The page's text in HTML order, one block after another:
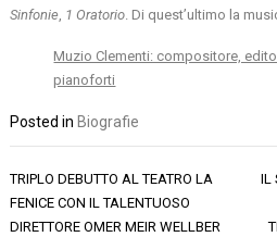
Sinfonie 1 Oratorio . Di quest’ultimo la
Muzio Clementi: compositore,
pianoforti
Posted in Biografie
Navigazione
articoli
TRIPLO DEBUTTO AL TEATRO LA
FENICE CON IL TALENTUOSO
DIRETTORE OMER MEIR WELLBER
IL